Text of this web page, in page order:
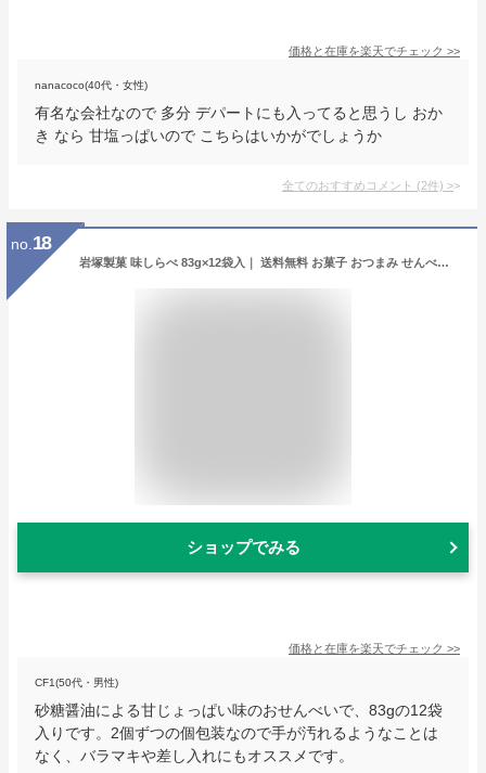
価格と在庫を楽天でチェック >>
nanacoco(40代・女性)
有名な会社なので 多分 デパートにも入ってると思うし おか
き なら 甘塩っぱいので こちらはいかがでしょうか
全てのおすすめコメント (2件) >
no. 18
岩塚製菓 味しらべ 83g×12袋入｜ 送料無料 お菓子 おつまみ せんべい 袋 砂糖醤油 甘じょっぱい お米
ショップでみる
価格と在庫を楽天でチェック >>
CF1(50代・男性)
砂糖醤油による甘じょっぱい味のおせんべいで、83gの12袋
入りです。2個ずつの個包装なので手が汚れるようなことは
なく、バラマキや差し入れにもオススメです。